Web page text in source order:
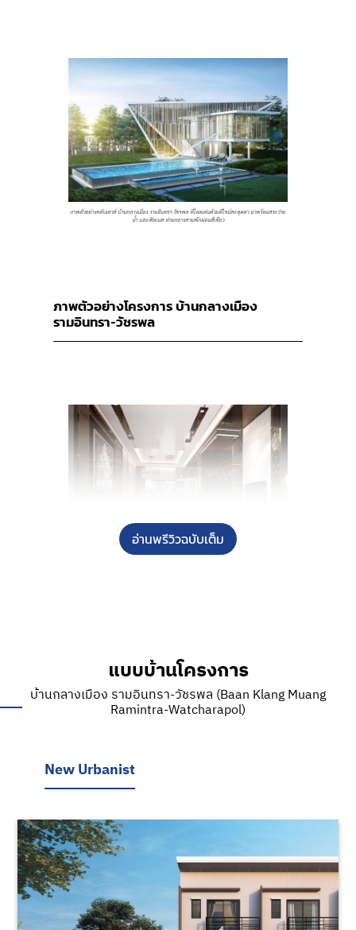
ภาพตัวอย่างคลับเฮาส์ บ้านกลางเมือง รามอินทรา-วัชรพล ที่โดดเด่นด้วยดีไซน์สะดุดตา มาพร้อมสระว่าย
น้ำ และฟิตเนส ท่ามกลางสวนพักผ่อนสีเขียว
ภาพตัวอย่างโครงการบ้านกลางเมือง
รามอินทรา-วัชรพล
Locationบ้านกลางเมือง
รามอินทรา-วัชรพล
อ่านพรีวิวฉบับเต็ม
แบบบ้านโครงการ
บ้านกลางเมือง รามอินทรา-วัชรพล (Baan Klang Muang
Ramintra-Watcharapol)
New Urbanist